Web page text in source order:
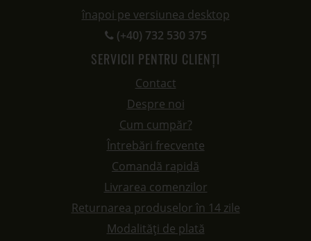
înapoi pe versiunea desktop
(+40) 732 530 375
SERVICII PENTRU CLIENȚI
Contact
Despre noi
Cum cumpăr?
Întrebări frecvente
Comandă rapidă
Livrarea comenzilor
Returnarea produselor în 14 zile
Modalități de plată